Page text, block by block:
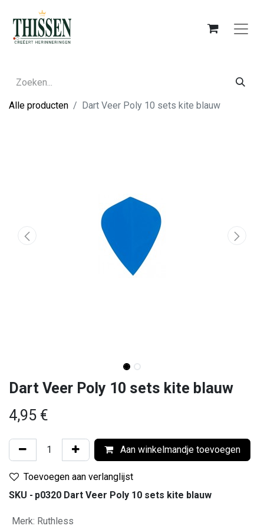
Alle producten Dart Veer Poly 10 sets kite blauw
Dart Veer Poly 10 sets kite blauw
4,95 €
Aan winkelmandje toevoegen
Toevoegen aan verlanglijst
SKU - p0320 Dart Veer Poly 10 sets kite blauw
Merk: Ruthless